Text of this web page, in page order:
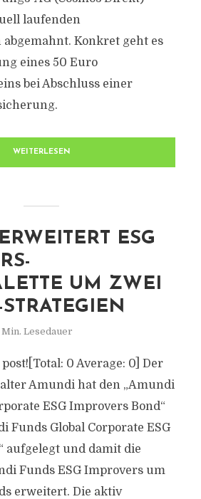
laufenden
Konkret geht es
eines 50 Euro
bei Abschluss einer
WEITERLESEN
ESG
UM ZWEI
Min. Lesedauer
0 Average: 0] Der
Amundi hat den „Amundi
ESG Improvers Bond“
Funds Global Corporate ESG
aufgelegt und damit die
Funds ESG Improvers um
erweitert. Die aktiv